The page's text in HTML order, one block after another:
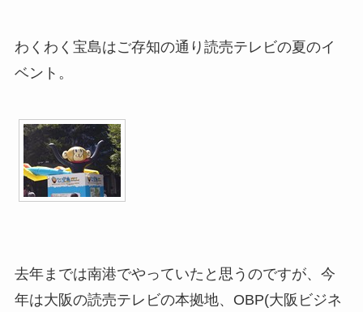
わくわく宝島はご存知の通り読売テレビの夏のイ
ベント。
去年までは南港でやっていたと思うのですが、今
年は大阪の読売テレビの本拠地、OBP(大阪ビジネ